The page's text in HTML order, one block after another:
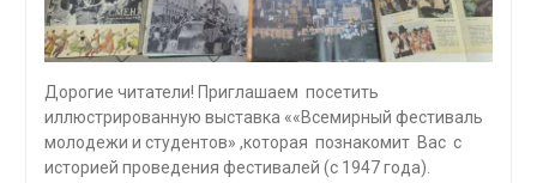
Дорогие читатели! Приглашаем посетить
иллюстрированную выставка ««Всемирный фестиваль
молодежи и студентов» ,которая познакомит Вас с
историей проведения фестивалей (с 1947 года).